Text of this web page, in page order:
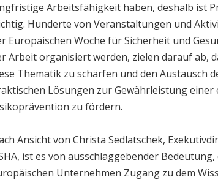
Arbeitsfähigkeit haben, deshalb ist
Hunderte von Veranstaltungen und
Europäischen Woche für Sicherheit und
Arbeit organisiert werden, zielen darauf ab,
Thematik zu schärfen und den Austausch
Lösungen zur Gewährleistung einer
zu fördern.
Ansicht von Christa Sedlatschek,
ist es von ausschlaggebender Bedeutung,
Unternehmen Zugang zu dem